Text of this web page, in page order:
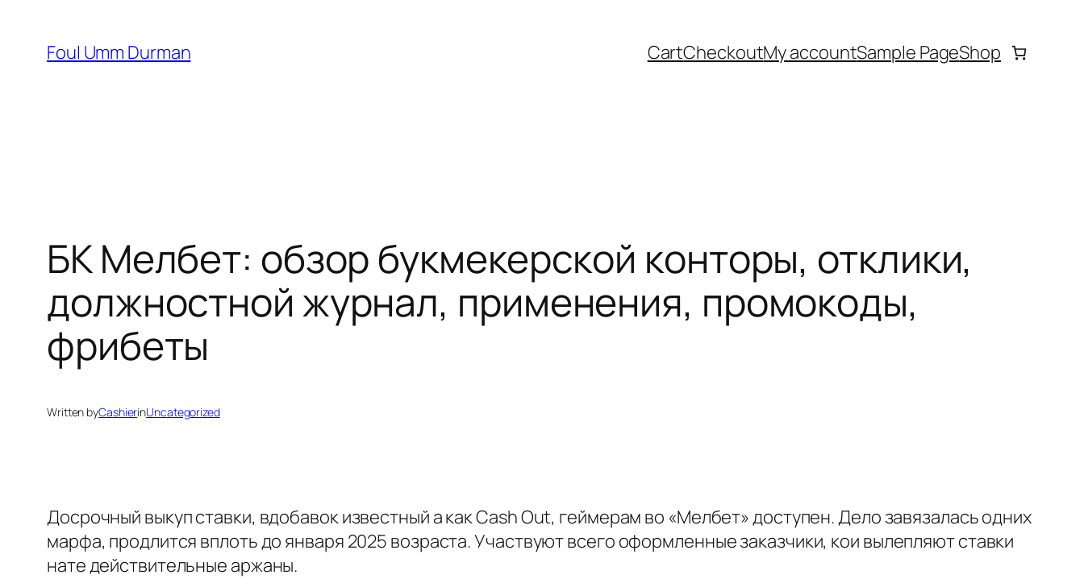
content
Foul Umm Durman CartCheckoutMy accountSample PageShop
БК Мелбет: обзор букмекерской конторы, отклики,
должностной журнал, применения, промокоды,
фрибеты
Written byCashierinUncategorized
Досрочный выкуп ставки, вдобавок известный а как Cash Out, геймерам во «Мелбет» доступен. Дело завязалась одних
марфа, продлится вплоть до января 2025 возраста. Участвуют всего оформленные заказчики, кои вылепляют ставки
нате действительные аржаны.